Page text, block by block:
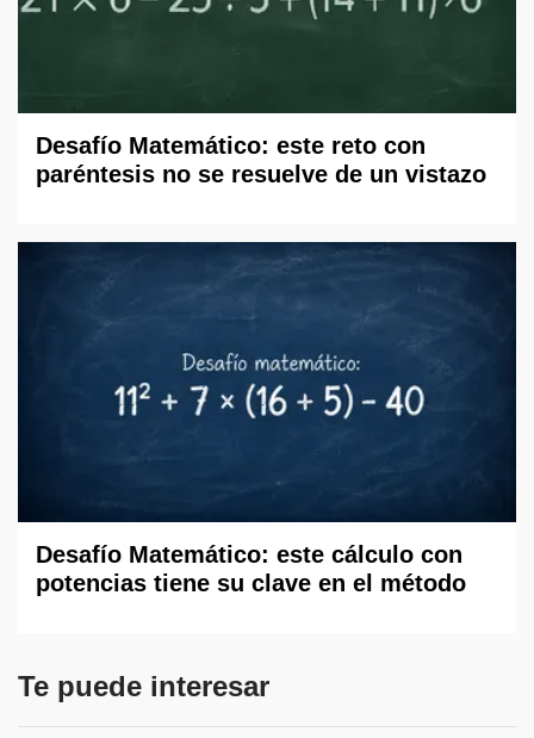
Desafío Matemático: este reto con
paréntesis no se resuelve de un vistazo
Desafío Matemático: este cálculo con
potencias tiene su clave en el método
Te puede interesar